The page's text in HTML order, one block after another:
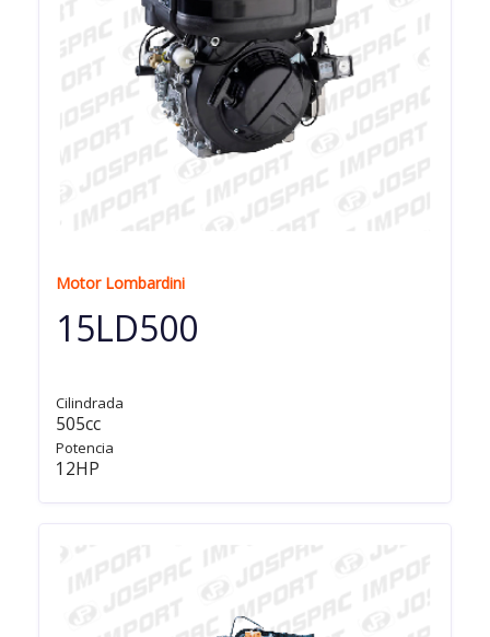
Motor Lombardini
15LD500
Cilindrada
505cc
Potencia
12HP